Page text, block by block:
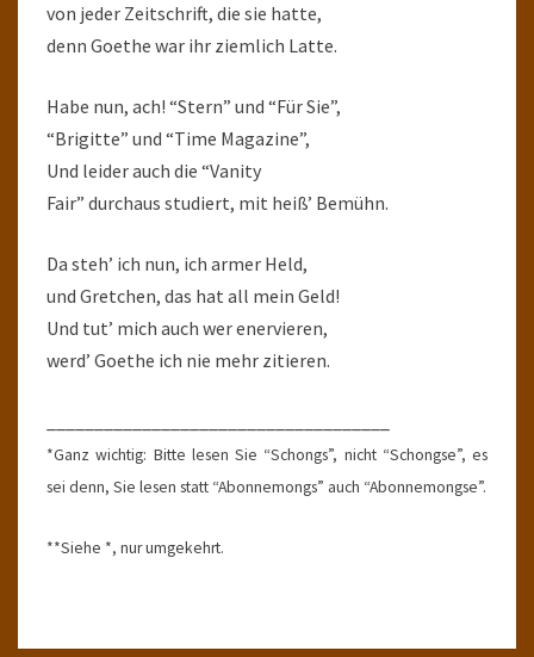
von jeder Zeitschrift, die sie hatte,
denn Goethe war ihr ziemlich Latte.
Habe nun, ach! “Stern” und “Für Sie”,
“Brigitte” und “Time Magazine”,
Und leider auch die “Vanity
Fair” durchaus studiert, mit heiß’ Bemühn.
Da steh’ ich nun, ich armer Held,
und Gretchen, das hat all mein Geld!
Und tut’ mich auch wer enervieren,
werd’ Goethe ich nie mehr zitieren.
*Ganz wichtig: Bitte lesen Sie “Schongs”, nicht “Schongse”, es
sei denn, Sie lesen statt “Abonnemongs” auch “Abonnemongse”.
**Siehe *, nur umgekehrt.